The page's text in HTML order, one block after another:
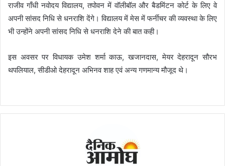
राजीव गाँधी नवोदय विद्यालय, तपोवन में वॉलीबॉल और बैडमिंटन कोर्ट के लिए वे
अपनी सांसद निधि से धनराशि देंगे। विद्यालय में मेस में फर्नीचर की व्यवस्था के लिए
भी उन्होंने अपनी सांसद निधि से धनराशि देने की बात कही।
इस अवसर पर विधायक उमेश शर्मा काऊ, खजानदास, मेयर देहरादून सौरभ
थपलियाल, सीडीओ देहरादून अभिनव शाह एवं अन्य गणमान्य मौजूद थे।